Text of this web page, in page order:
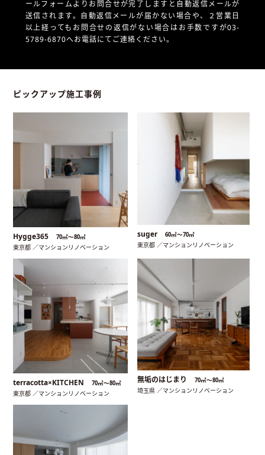
ールフォームよりお問合せが完了しますと自動返信メールが
送信されます。自動返信メールが届かない場合や、
２営業日
以上経ってもお問合せの返信がない場合はお手数ですが03-
5789-6870へお電話にてご連絡ください。
ピックアップ施工事例
Hygge365 70㎡〜80㎡
東京都 ／マンションリノベーション
suger 60㎡〜70㎡
東京都 ／マンションリノベーション
terracotta×KITCHEN 70㎡〜80㎡
東京都 ／マンションリノベーション
無垢のはじまり 70㎡〜80㎡
埼玉県 ／マンションリノベーション